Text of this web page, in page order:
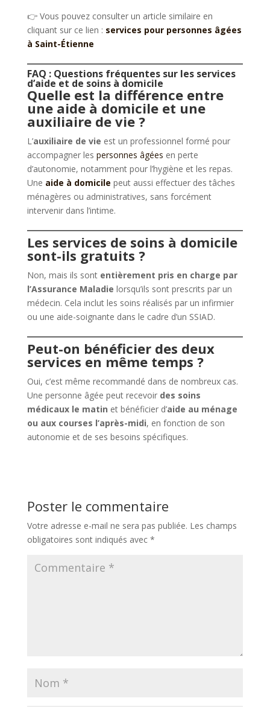
👉 Vous pouvez consulter un article similaire en
cliquant sur ce lien : services pour personnes âgées
à Saint-Étienne
FAQ : Questions fréquentes sur les services
d’aide et de soins à domicile
Quelle est la différence entre
une aide à domicile et une
auxiliaire de vie ?
L’auxiliaire de vie est un professionnel formé pour
accompagner les personnes âgées en perte
d’autonomie, notamment pour l’hygiène et les repas.
Une aide à domicile peut aussi effectuer des tâches
ménagères ou administratives, sans forcément
intervenir dans l’intime.
Les services de soins à domicile
sont-ils gratuits ?
Non, mais ils sont entièrement pris en charge par
l’Assurance Maladie lorsqu’ils sont prescrits par un
médecin. Cela inclut les soins réalisés par un infirmier
ou une aide-soignante dans le cadre d’un SSIAD.
Peut-on bénéficier des deux
services en même temps ?
Oui, c’est même recommandé dans de nombreux cas.
Une personne âgée peut recevoir des soins
médicaux le matin et bénéficier d’aide au ménage
ou aux courses l’après-midi, en fonction de son
autonomie et de ses besoins spécifiques.
Poster le commentaire
Votre adresse e-mail ne sera pas publiée. Les champs
obligatoires sont indiqués avec *